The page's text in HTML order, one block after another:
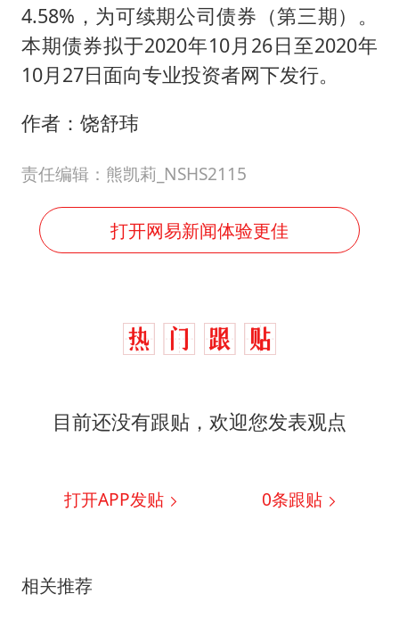
4.58%，为可续期公司债券（第三期）。
本期债券拟于2020年10月26日至2020年
10月27日面向专业投资者网下发行。
作者：饶舒玮
责任编辑：熊凯莉_NSHS2115
打开网易新闻体验更佳
目前还没有跟贴，欢迎您发表观点
打开APP发贴 0条跟贴
相关推荐